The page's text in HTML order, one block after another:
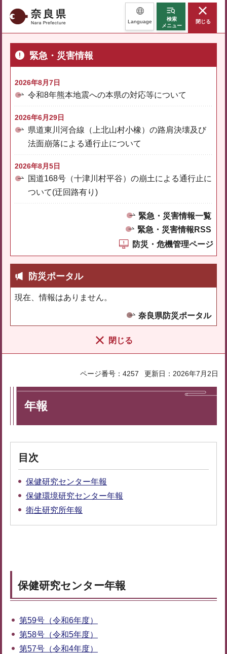
奈良県 Language
検索
メニュー
閉じる
緊急・災害情報
2026年8月7日
令和8年熊本地震への本県の対応等について
2026年6月29日
県道東川河合線（上北山村小橡）の路肩決壊及び
法面崩落による通行止について
2026年8月5日
国道168号（十津川村平谷）の崩土による通行止に
ついて(迂回路有り)
緊急・災害情報一覧
緊急・災害情報RSS
防災・危機管理ページ
防災ポータル
現在、情報はありません。
奈良県防災ポータル
閉じる
ページ番号：4257 更新日：2026年7月2日
年報
目次
保健研究センター年報
保健環境研究センター年報
衛生研究所年報
保健研究センター年報
第59号（令和6年度）
第58号（令和5年度）
第57号（令和4年度）